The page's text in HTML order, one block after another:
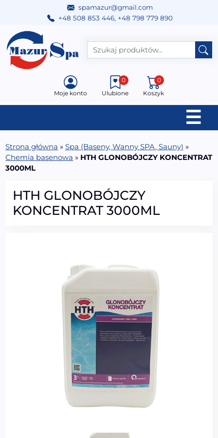
spamazur@gmail.com
+48 508 853 446, +48 798 779 890
Przejdź do treści
Main Navigation
Moje konto Ulubione
0
Koszyk
0
☰
Strona główna »Spa (Baseny, Wanny SPA, Sauny) »
Chemia basenowa » HTH GLONOBÓJCZY KONCENTRAT
3000ML
HTH GLONOBÓJCZY
KONCENTRAT 3000ML